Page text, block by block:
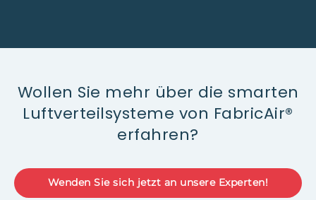
Wollen Sie mehr über die smarten
Luftverteilsysteme von FabricAir®
erfahren?
Wenden Sie sich jetzt an unsere Experten!